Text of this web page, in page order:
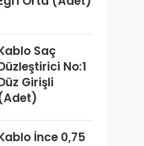
Saç
No:1
Girişli
İnce 0,75